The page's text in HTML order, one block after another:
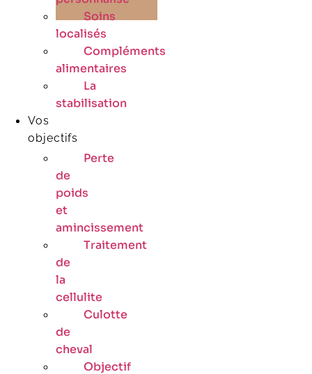
Soins
localisés
Compléments
alimentaires
La
stabilisation
Vos
objectifs
Perte
de
poids
et
amincissement
Traitement
de
la
cellulite
Culotte
de
cheval
Objectif